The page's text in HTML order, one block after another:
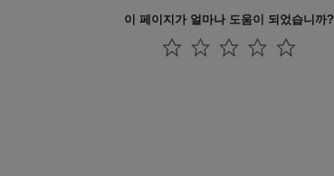
이 페이지가 얼마나 도움이 되었습니까?